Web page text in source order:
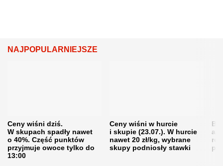
NAJPOPULARNIEJSZE
Ceny wiśni dziś.
W skupach spadły nawet
o 40%. Część punktów
przyjmuje owoce tylko do
13:00
Ceny wiśni w hurcie
i skupie (23.07.). W hurcie
nawet 20 zł/kg, wybrane
skupy podniosły stawki